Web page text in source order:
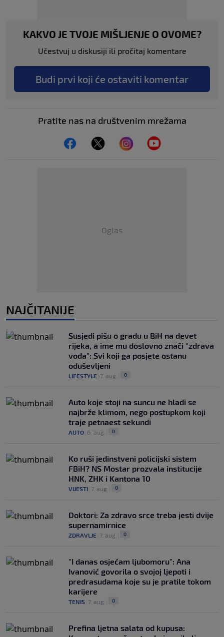
KAKVO JE TVOJE MIŠLJENJE O OVOME?
Učestvuj u diskusiji ili pročitaj komentare
Budi prvi koji će ostaviti komentar
Pratite nas na društvenim mrežama
Oglas
NAJČITANIJE
Susjedi pišu o gradu u BiH na devet
rijeka, a ime mu doslovno znači "zdrava
voda": Svi koji ga posjete ostanu
oduševljeni
LIFESTYLE 7. aug. 0
Auto koje stoji na suncu ne hladi se
najbrže klimom, nego postupkom koji
traje petnaest sekundi
AUTO 6. aug. 0
Ko ruši jedinstveni policijski sistem
FBiH? NS Mostar prozvala institucije
HNK, ZHK i Kantona 10
VIJESTI 7. aug. 0
Doktori: Za zdravo srce treba jesti dvije
supernamirnice
ZDRAVLJE 7. aug. 0
"I danas osjećam ljubomoru": Ana
Ivanović govorila o svojoj ljepoti i
predrasudama koje su je pratile tokom
karijere
TENIS 7. aug. 0
Prefina ljetna salata od kupusa: